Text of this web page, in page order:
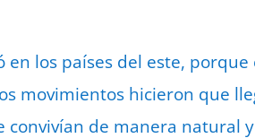
los países del este, porque
movimientos hicieron que
convivían de manera natural